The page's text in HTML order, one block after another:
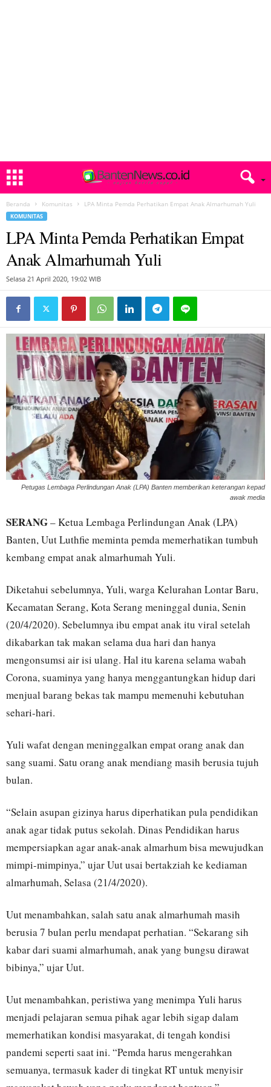
Beranda Komunitas LPA Minta Pemda Perhatikan Empat Anak Almarhumah Yuli
KOMUNITAS
LPA Minta Pemda Perhatikan Empat
Anak Almarhumah Yuli
Selasa 21 April 2020, 19:02 WIB
Petugas Lembaga Perlindungan Anak (LPA) Banten memberikan keterangan kepad
awak media
SERANG– Ketua Lembaga Perlindungan Anak (LPA)
Banten, Uut Luthfie meminta pemda memerhatikan tumbuh
kembang empat anak almarhumah Yuli.
Diketahui sebelumnya, Yuli, warga Kelurahan Lontar Baru,
Kecamatan Serang, Kota Serang meninggal dunia, Senin
(20/4/2020). Sebelumnya ibu empat anak itu viral setelah
dikabarkan tak makan selama dua hari dan hanya
mengonsumsi air isi ulang. Hal itu karena selama wabah
Corona, suaminya yang hanya menggantungkan hidup dari
menjual barang bekas tak mampu memenuhi kebutuhan
sehari-hari.
Yuli wafat dengan meninggalkan empat orang anak dan
sang suami. Satu orang anak mendiang masih berusia tujuh
bulan.
“Selain asupan gizinya harus diperhatikan pula pendidikan
anak agar tidak putus sekolah. Dinas Pendidikan harus
mempersiapkan agar anak-anak almarhum bisa mewujudkan
mimpi-mimpinya,” ujar Uut usai bertakziah ke kediaman
almarhumah, Selasa (21/4/2020).
Uut menambahkan, salah satu anak almarhumah masih
berusia 7 bulan perlu mendapat perhatian. “Sekarang sih
kabar dari suami almarhumah, anak yang bungsu dirawat
bibinya,” ujar Uut.
Uut menambahkan, peristiwa yang menimpa Yuli harus
menjadi pelajaran semua pihak agar lebih sigap dalam
memerhatikan kondisi masyarakat, di tengah kondisi
pandemi seperti saat ini. “Pemda harus mengerahkan
semuanya, termasuk kader di tingkat RT untuk menyisir